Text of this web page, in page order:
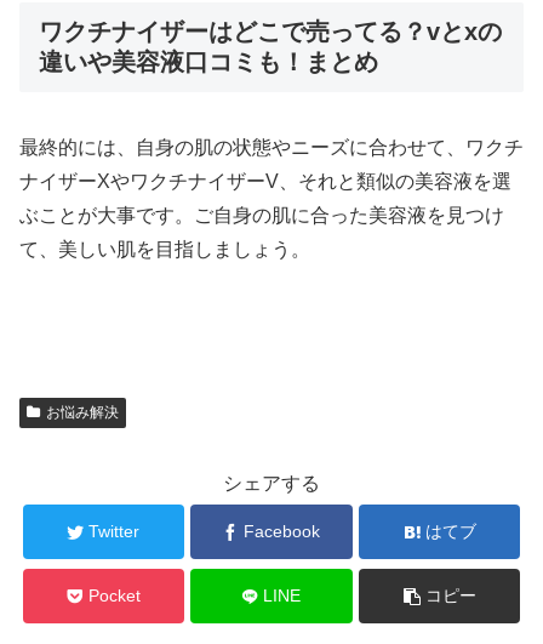
ワクチナイザーはどこで売ってる？vとxの
違いや美容液口コミも！まとめ
最終的には、自身の肌の状態やニーズに合わせて、ワクチ
ナイザーXやワクチナイザーV、それと類似の美容液を選
ぶことが大事です。ご自身の肌に合った美容液を見つけ
て、美しい肌を目指しましょう。
お悩み解決
シェアする
Twitter Facebook はてブ
Pocket LINE コピー